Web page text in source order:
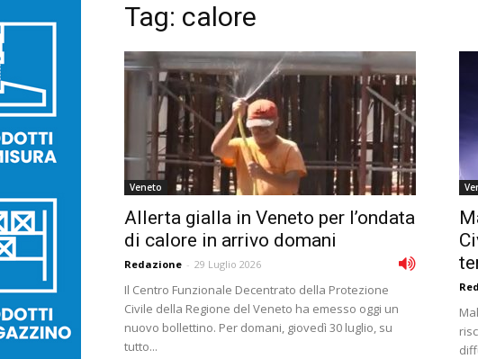
Tag: calore
Veneto
Allerta gialla in Veneto per l’ondata
di calore in arrivo domani
Redazione - 29 Luglio 2026
Il Centro Funzionale Decentrato della Protezione
Civile della Regione del Veneto ha emesso oggi un
nuovo bollettino. Per domani, giovedì 30 luglio, su
tutto...